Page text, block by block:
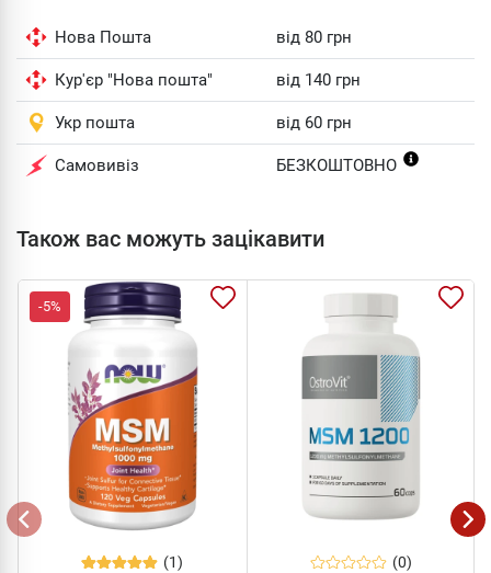
Нова Пошта від 80 грн
Кур'єр "Нова пошта" від 140 грн
Укр пошта від 60 грн
Самовивіз БЕЗКОШТОВНО
Також вас можуть зацікавити
-5%
(1) (0)